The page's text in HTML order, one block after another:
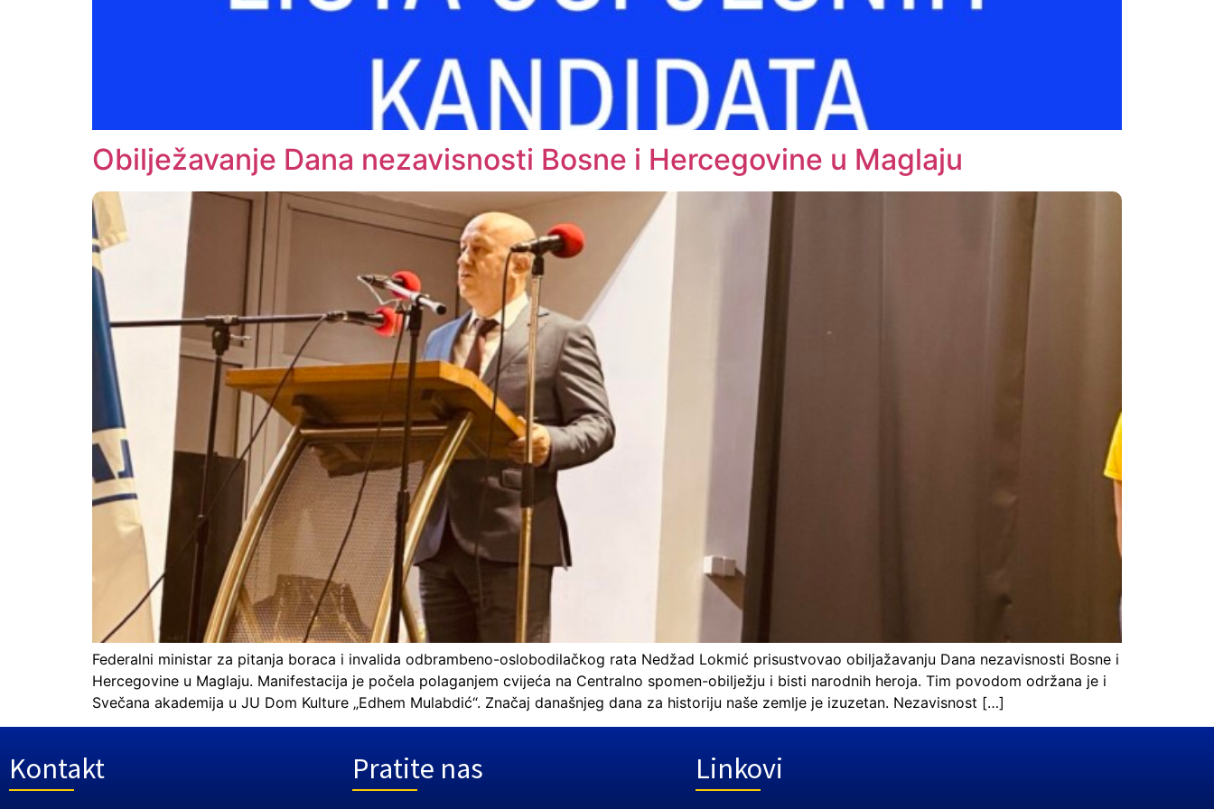
Obilježavanje Dana nezavisnosti Bosne i Hercegovine u Maglaju
Federalni ministar za pitanja boraca i invalida odbrambeno-oslobodilačkog rata Nedžad Lokmić prisustvovao obiljažavanju Dana nezavisnosti Bosne i
Hercegovine u Maglaju. Manifestacija je počela polaganjem cvijeća na Centralno spomen-obilježju i bisti narodnih heroja. Tim povodom održana je i
Svečana akademija u JU Dom Kulture „Edhem Mulabdić“. Značaj današnjeg dana za historiju naše zemlje je izuzetan. Nezavisnost […]
Kontakt Pratite nas Linkovi